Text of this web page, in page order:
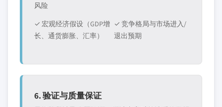
风险
✓ 宏观经济假设（GDP增
长、通货膨胀、汇率）
✓ 竞争格局与市场进入/
退出预期
6. 验证与质量保证